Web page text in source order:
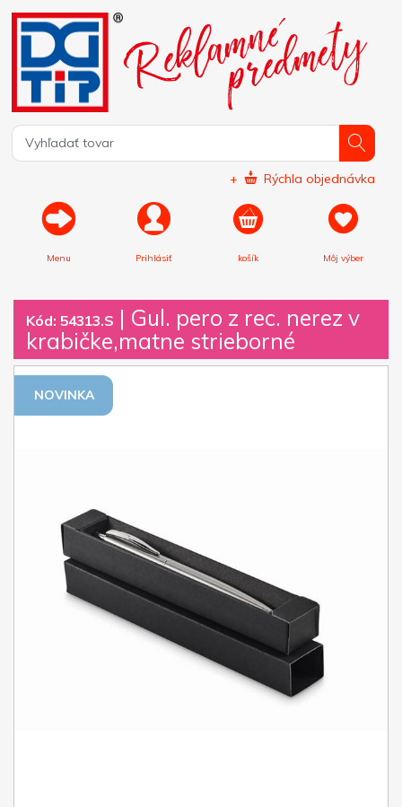
+ Rýchla objednávka
Menu Prihlásiť košík Môj výber
Kód: 54313.S | Gul. pero z rec. nerez v
krabičke,matne strieborné
NOVINKA